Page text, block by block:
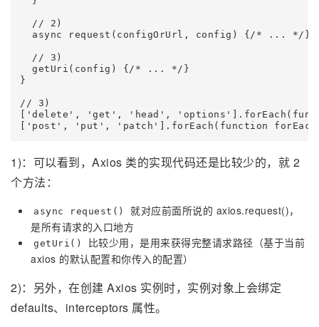
  // 2)
  async request(configOrUrl, config) {/* ... */}
  // 3)
  getUri(config) {/* ... */}
}
// 3)
['delete', 'get', 'head',
1)：可以看到，Axios 类的实现代码还是比较少的，就 2
个方法：
async request()
就对应前面所说的 axios.request()，
是所有请求的入口地方
getUri()
比较少用，是用来获得完整请求路径（基于当前
axios 的默认配置和你传入的配置）
2)：另外，在创建 Axios 实例时，实例对象上会绑定
defaults、interceptors 属性。